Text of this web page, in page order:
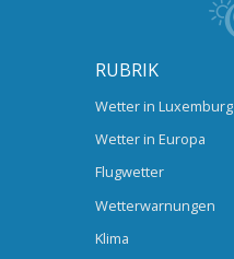
RUBRIK
Wetter in Luxemburg
Wetter in Europa
Flugwetter
Wetterwarnungen
Klima